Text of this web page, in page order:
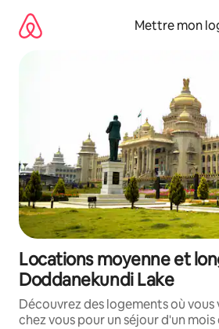
directement
Mettre mon
Locations moyenne et
Doddanekundi Lake
Découvrez des logements où
chez vous pour un séjour d'un mois